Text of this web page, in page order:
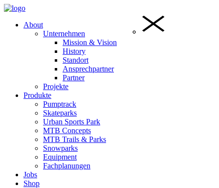
About
Unternehmen
Mission & Vision
History
Standort
Ansprechpartner
Partner
Projekte
Produkte
Pumptrack
Skateparks
Urban Sports Park
MTB Concepts
MTB Trails & Parks
Snowparks
Equipment
Fachplanungen
Jobs
Shop